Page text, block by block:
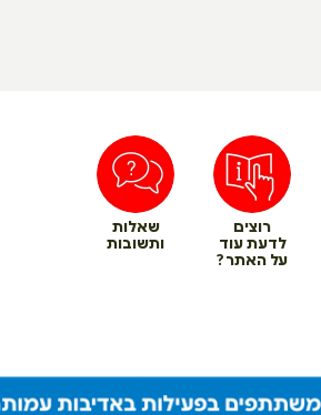
רוצים
לדעת עוד
על האתר?
שאלות
ותשובות